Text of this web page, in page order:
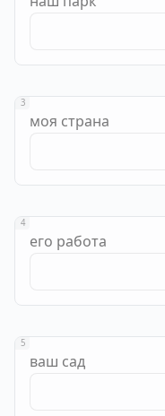
3
моя страна
4
его работа
5
ваш сад